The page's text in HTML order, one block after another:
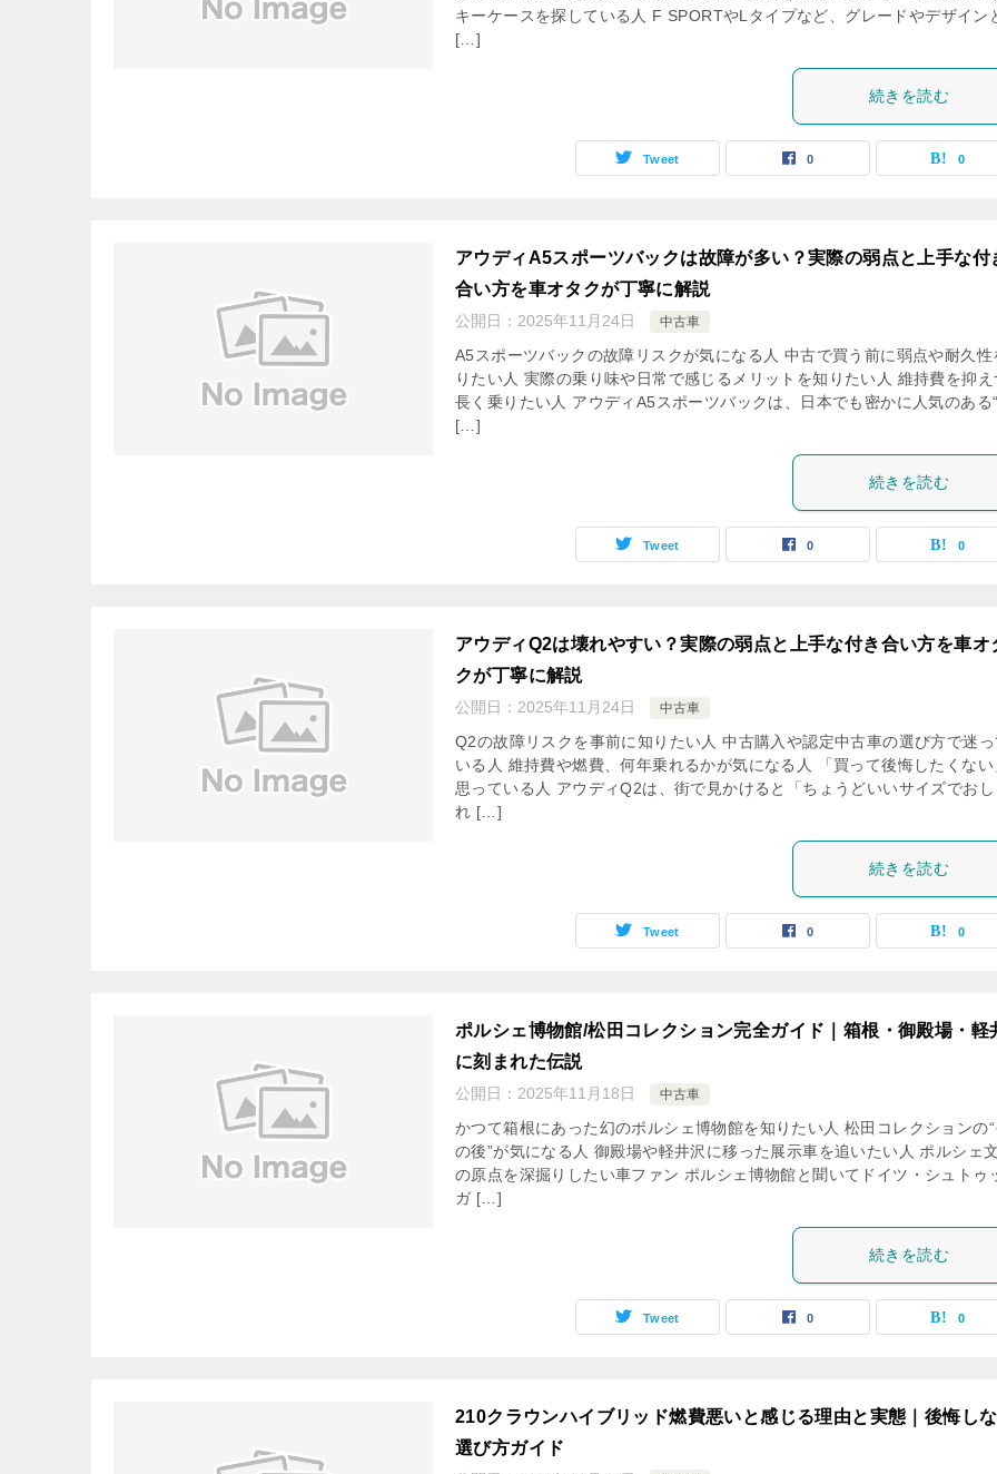
キーケースを探している人 F SPORTやLタイプなど、グレードやデザイン
[…]
続きを読む
Tweet 0 0
アウディA5スポーツバックは故障が多い？実際の弱点と上手な付
合い方を車オタクが丁寧に解説
公開日： 2025年11月24日 中古車
A5スポーツバックの故障リスクが気になる人 中古で買う前に弱点や耐久性
りたい人 実際の乗り味や日常で感じるメリットを知りたい人 維持費を抑え
長く乗りたい人 アウディA5スポーツバックは、日本でも密かに人気のある“
[…]
続きを読む
Tweet 0 0
アウディQ2は壊れやすい？実際の弱点と上手な付き合い方を車オ
クが丁寧に解説
公開日： 2025年11月24日 中古車
Q2の故障リスクを事前に知りたい人 中古購入や認定中古車の選び方で迷っ
いる人 維持費や燃費、何年乗れるかが気になる人 「買って後悔したくない
思っている人 アウディQ2は、街で見かけると「ちょうどいいサイズでおし
れ […]
続きを読む
Tweet 0 0
ポルシェ博物館/松田コレクション完全ガイド｜箱根・御殿場・軽
に刻まれた伝説
公開日： 2025年11月18日 中古車
かつて箱根にあった幻のポルシェ博物館を知りたい人 松田コレクションの“
の後”が気になる人 御殿場や軽井沢に移った展示車を追いたい人 ポルシェ
の原点を深掘りしたい車ファン ポルシェ博物館と聞いてドイツ・シュトゥ
ガ […]
続きを読む
Tweet 0 0
210クラウンハイブリッド燃費悪いと感じる理由と実態｜後悔し
選び方ガイド